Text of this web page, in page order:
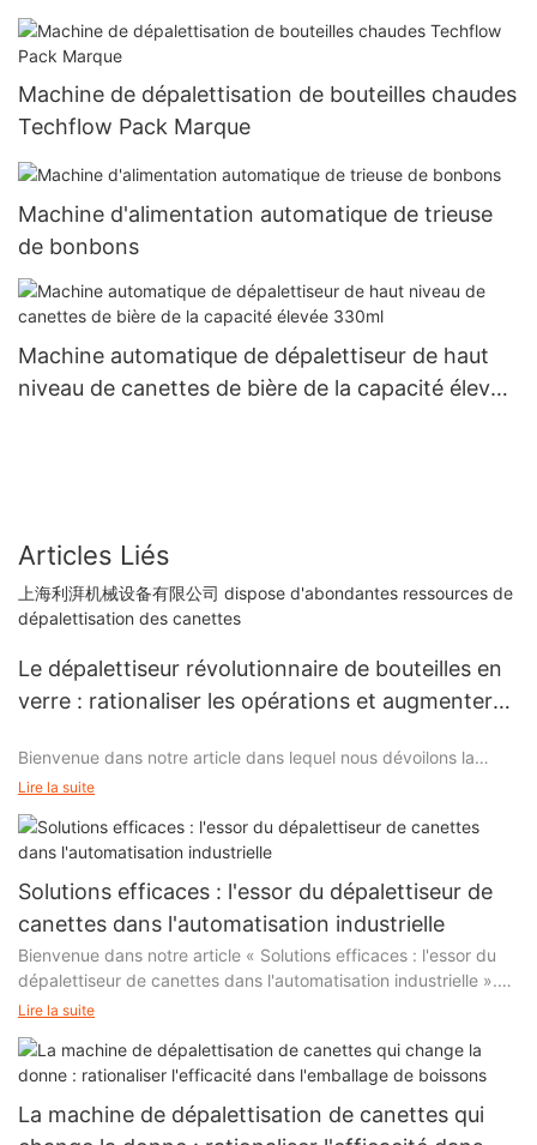
Machine de dépalettisation de bouteilles chaudes
Techflow Pack Marque
Machine d'alimentation automatique de trieuse
de bonbons
Machine automatique de dépalettiseur de haut
niveau de canettes de bière de la capacité élevée
Articles Liés
上海利湃机械设备有限公司 dispose d'abondantes ressources de
dépalettisation des canettes
Le dépalettiseur révolutionnaire de bouteilles en
verre : rationaliser les opérations et augmenter
Bienvenue dans notre article dans lequel nous dévoilons la
solution révolutionnaire qui révolutionne le monde de la
dépalettiseur révolutionnaire de bouteilles en verre : rationaliser
les opérations et augmenter l'efficacité », cet article perspicace
se penche sur les technologies et les stratégies de pointe qui
ont transformé la façon dont les entreprises gèrent la
dépalettisation des bouteilles, conduisant à des niveaux de
productivité et d'efficacité sans précédent. Si vous êtes
intrigué par l'idée de rationaliser vos opérations et d'améliorer
l'efficacité globale de votre entreprise, rejoignez-nous pour
découvrir comment ce dépalettiseur révolutionnaire remodèle
l'industrie. Préparez-vous à être inspiré et découvrez les
possibilités infinies qu'il offre.
Lire la suite
Solutions efficaces : l'essor du dépalettiseur de
canettes dans l'automatisation industrielle
Bienvenue dans notre article « Solutions efficaces : l'essor du
dépalettiseur de canettes dans l'automatisation industrielle ».
Dans le paysage industriel dynamique d'aujourd'hui, où
canettes s'est imposé comme une solution révolutionnaire. En
automatisant le déchargement des canettes des palettes, cette
technologie révolutionne la gestion des lignes de production
des industries. Rejoignez-nous pour une plongée dans l'univers
Lire la suite
La machine de dépalettisation de canettes qui